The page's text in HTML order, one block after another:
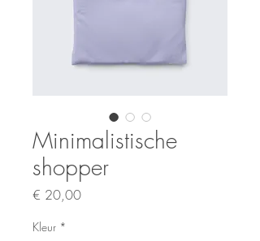
Minimalistische
shopper
€ 20,00Prijs
Kleur *